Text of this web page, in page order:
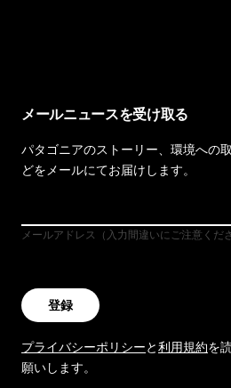
メールニュースを受け取る
パタゴニアのストーリー、環境への
どをメールにてお届けします。
メールアドレス（入力間違いにご注意くださ
登録
プライバシーポリシーと利用規約を
願いします。